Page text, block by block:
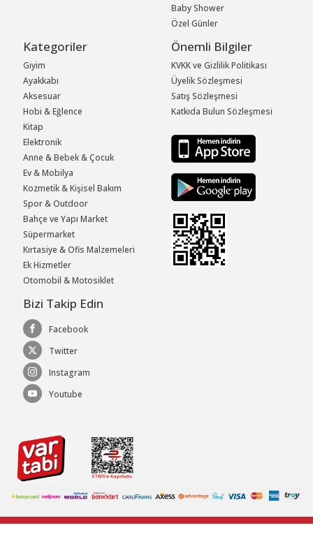
Baby Shower
Özel Günler
Kategoriler
Giyim
Ayakkabı
Aksesuar
Hobi & Eğlence
Kitap
Elektronik
Anne & Bebek & Çocuk
Ev & Mobilya
Kozmetik & Kişisel Bakım
Spor & Outdoor
Bahçe ve Yapı Market
Süpermarket
Kırtasiye & Ofis Malzemeleri
Ek Hizmetler
Otomobil & Motosiklet
Önemli Bilgiler
KVKK ve Gizlilik Politikası
Üyelik Sözleşmesi
Satış Sözleşmesi
Katkıda Bulun Sözleşmesi
Bizi Takip Edin
Facebook
Twitter
Instagram
Youtube